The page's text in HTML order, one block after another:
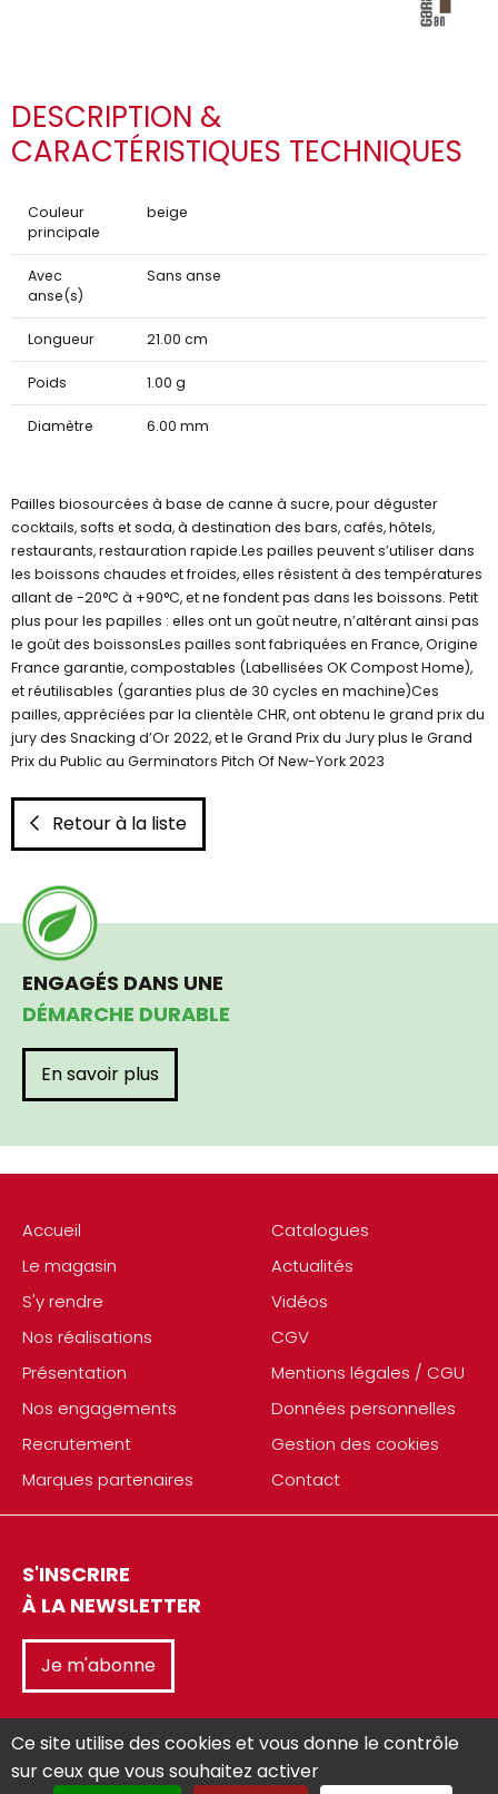
DESCRIPTION &
CARACTÉRISTIQUES TECHNIQUES
Couleur
principale
beige
Avec
anse(s)
Sans anse
Longueur 21.00 cm
Poids 1.00 g
Diamètre 6.00 mm
Pailles biosourcées à base de canne à sucre, pour déguster
cocktails, softs et soda, à destination des bars, cafés, hôtels,
restaurants, restauration rapide.Les pailles peuvent s’utiliser dans
les boissons chaudes et froides, elles résistent à des températures
allant de -20°C à +90°C, et ne fondent pas dans les boissons. Petit
plus pour les papilles : elles ont un goût neutre, n’altérant ainsi pas
le goût des boissonsLes pailles sont fabriquées en France, Origine
France garantie, compostables (Labellisées OK Compost Home),
et réutilisables (garanties plus de 30 cycles en machine)Ces
pailles, appréciées par la clientèle CHR, ont obtenu le grand prix du
jury des Snacking d’Or 2022, et le Grand Prix du Jury plus le Grand
Prix du Public au Germinators Pitch Of New-York 2023
Retour à la liste
Accueil
Le magasin
S'y rendre
Nos réalisations
Présentation
Nos engagements
Recrutement
Marques partenaires
Catalogues
Actualités
Vidéos
CGV
Mentions légales / CGU
Données personnelles
Gestion des cookies
Contact
S'INSCRIRE
À LA NEWSLETTER
Je m'abonne
ENGAGÉS DANS UNE
DÉMARCHE DURABLE
En savoir plus
Ce site utilise des cookies et vous donne le contrôle
sur ceux que vous souhaitez activer